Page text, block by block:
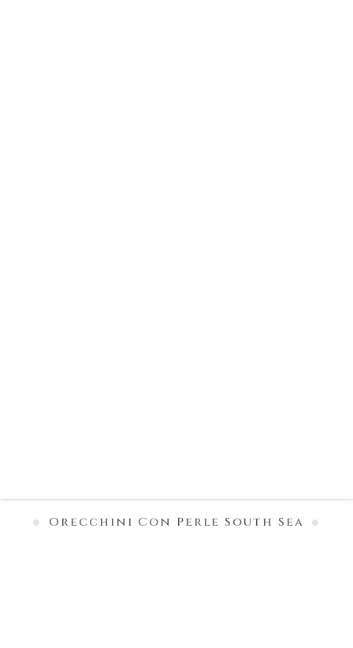
Orecchini Con Perle South Sea